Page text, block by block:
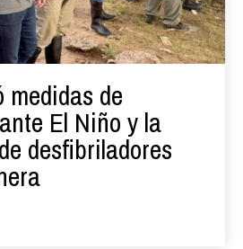
medidas de
El Niño y la
desfibriladores